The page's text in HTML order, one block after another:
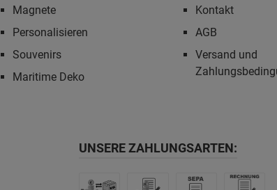
Magnete
Personalisieren
Souvenirs
Maritime Deko
Kontakt
AGB
Versand und
UNSERE ZAHLUNGSARTEN: